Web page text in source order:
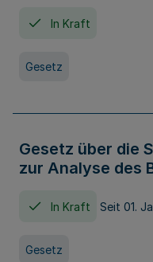
In Kraft
Gesetz
Gesetz über die
zur Analyse des
In Kraft Seit 01.
Gesetz